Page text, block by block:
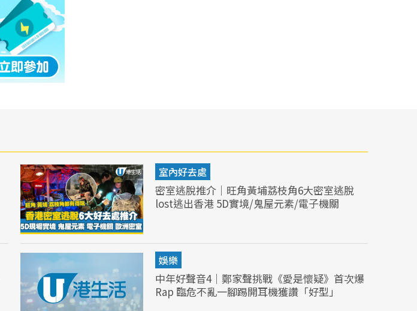
室內好去處
密室逃脫推介｜旺角黃埔荔枝角6大密室逃脫
lost逃出香港 5D實境/鬼屋元素/電子機關
娛樂
中年好聲音4｜鄭家聲挑戰《愛是懷疑》首次爆
Rap 臨危不亂一腳踢開耳機獲讚「好型」